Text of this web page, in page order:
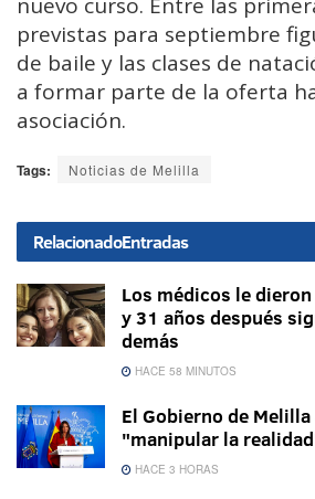
previstas para septiembre
de baile y las clases de
a formar parte de la oferta
asociación.
Tags: Noticias de Melilla
RelacionadoEntradas
Los médicos le
y 31 años después
demás
HACE 58 MINUTOS
El Gobierno de Melilla
"manipular la
HACE 3 HORAS